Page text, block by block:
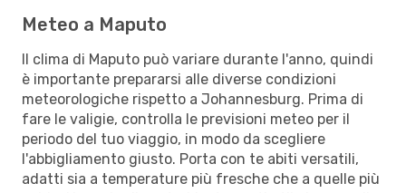
Meteo a Maputo
Il clima di Maputo può variare durante l'anno, quindi
è importante prepararsi alle diverse condizioni
meteorologiche rispetto a Johannesburg. Prima di
fare le valigie, controlla le previsioni meteo per il
periodo del tuo viaggio, in modo da scegliere
l'abbigliamento giusto. Porta con te abiti versatili,
adatti sia a temperature più fresche che a quelle più